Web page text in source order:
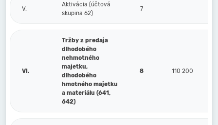
V.
Aktivácia (účtová
skupina 62)
7
VI.
Tržby z predaja
dlhodobého
nehmotného
majetku,
dlhodobého
hmotného majetku
a materiálu (641,
642)
8 110 200